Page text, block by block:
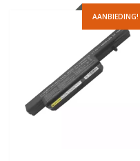
AANBIEDING!